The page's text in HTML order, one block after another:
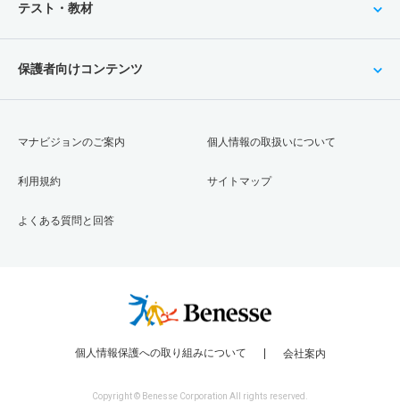
テスト・教材
保護者向けコンテンツ
マナビジョンのご案内
利用規約
よくある質問と回答
個人情報の取扱いについて
サイトマップ
個人情報保護への取り組みについて 会社案内
Copyright © Benesse Corporation All rights reserved.